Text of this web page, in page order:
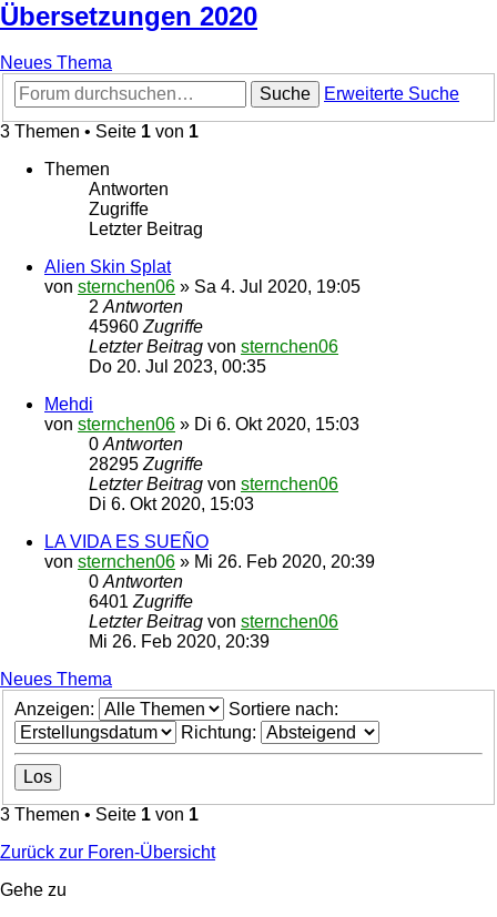
Übersetzungen 2020
Neues Thema
Suche
Erweiterte Suche
3 Themen • Seite 1 von 1
Themen
Antworten
Zugriffe
Letzter Beitrag
Alien Skin Splat
von sternchen06 » Sa 4. Jul 2020, 19:05
2 Antworten
45960 Zugriffe
Letzter Beitrag von sternchen06
Do 20. Jul 2023, 00:35
Mehdi
von sternchen06 » Di 6. Okt 2020, 15:03
0 Antworten
28295 Zugriffe
Letzter Beitrag von sternchen06
Di 6. Okt 2020, 15:03
LA VIDA ES SUEÑO
von sternchen06 » Mi 26. Feb 2020, 20:39
0 Antworten
6401 Zugriffe
Letzter Beitrag von sternchen06
Mi 26. Feb 2020, 20:39
Neues Thema
Anzeigen:
Sortiere nach:
Richtung:
3 Themen • Seite 1 von 1
Zurück zur Foren-Übersicht
Gehe zu